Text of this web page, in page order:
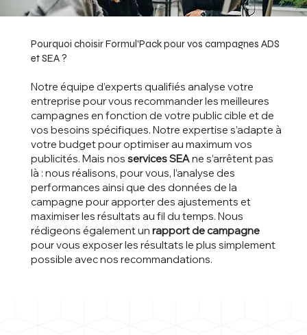
Notre équipe d’experts qualifiés analyse votre
entreprise pour vous recommander les meilleures
campagnes en fonction de votre public cible et de
vos besoins spécifiques. Notre expertise s’adapte à
votre budget pour optimiser au maximum vos
publicités. Mais nosservices SEAne s’arrêtent pas
là : nous réalisons, pour vous, l’analyse des
performances ainsi que des données de la
campagne pour apporter des ajustements et
maximiser les résultats au fil du temps. Nous
rédigeons également unrapport de campagne
pour vous exposer les résultats le plus simplement
possible avec nos recommandations.
Pourquoi choisir Formul’Pack pour vos campagnes ADS
et SEA ?